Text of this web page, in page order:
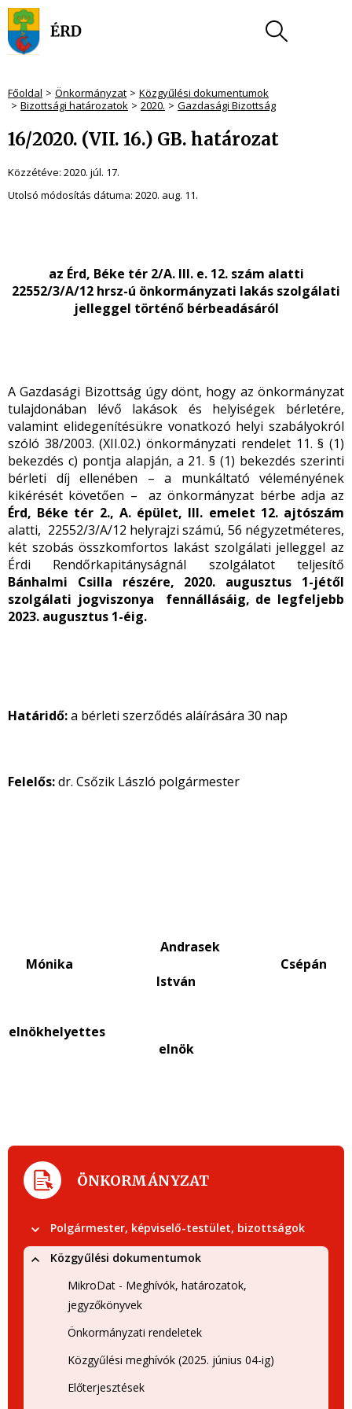
Főoldal Önkormányzat
Közgyűlési dokumentumok
Bizottsági határozatok
2020. Gazdasági Bizottság
16/2020. (VII. 16.) GB. határozat
Közzétéve: 2020. júl. 17.
Utolsó módosítás dátuma: 2020. aug. 11.
az Érd, Béke tér 2/A. III. e. 12. szám alatti
22552/3/A/12 hrsz-ú önkormányzati lakás szolgálati
jelleggel történő bérbeadásáról
A Gazdasági Bizottság úgy dönt, hogy az önkormányzat
tulajdonában lévő lakások és helyiségek bérletére,
valamint elidegenítésükre vonatkozó helyi szabályokról
szóló 38/2003. (XII.02.) önkormányzati rendelet 11. § (1)
bekezdés c) pontja alapján, a 21. § (1) bekezdés szerinti
bérleti díj ellenében – a munkáltató véleményének
kikérését követően – az önkormányzat bérbe adja az
Érd, Béke tér 2., A. épület, III. emelet 12. ajtószám
alatti, 22552/3/A/12 helyrajzi számú, 56 négyzetméteres,
két szobás összkomfortos lakást szolgálati jelleggel az
Érdi Rendőrkapitányságnál szolgálatot teljesítő
Bánhalmi Csilla részére, 2020. augusztus 1-jétől
szolgálati jogviszonya fennállásáig, de legfeljebb
2023. augusztus 1-éig.
Határidő:a bérleti szerződés aláírására 30 nap
Felelős:dr. Csőzik László polgármester
Andrasek
Mónika Csépán
István
elnökhelyettes
elnök
ÖNKORMÁNYZAT
Polgármester, képviselő-testület, bizottságok
Közgyűlési dokumentumok
MikroDat - Meghívók, határozatok,
jegyzőkönyvek
Önkormányzati rendeletek
Közgyűlési meghívók (2025. június 04-ig)
Előterjesztések